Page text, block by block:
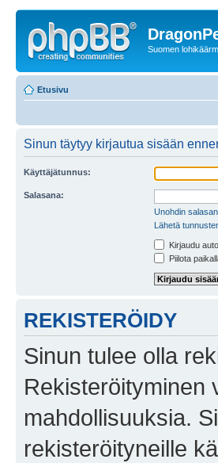
Suomen
Etusivu
Sinun täytyy kirjautua sisään
Käyttäjätunnus:
Salasana:
Unohdin
Lähetä
Kirjaudu
Piilota
REKISTERÖIDY
Sinun tulee olla
Rekisteröityminen
mahdollisuuksia.
rekisteröityneille